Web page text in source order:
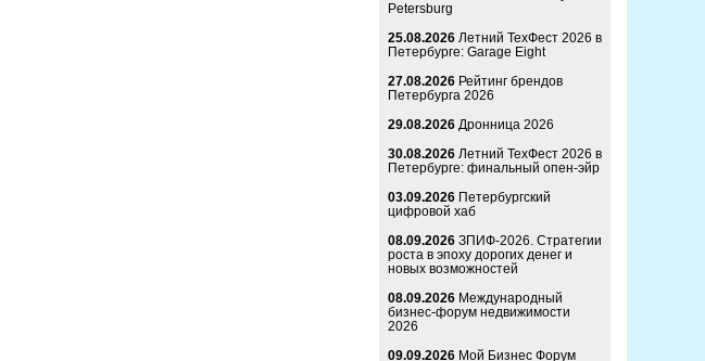
Petersburg
25.08.2026 Летний ТехФест 2026 в
Петербурге: Garage Eight
27.08.2026 Рейтинг брендов
Петербурга 2026
29.08.2026 Дронница 2026
30.08.2026 Летний ТехФест 2026 в
Петербурге: финальный опен-эйр
03.09.2026 Петербургский
цифровой хаб
08.09.2026 ЗПИФ-2026. Стратегии
роста в эпоху дорогих денег и
новых возможностей
08.09.2026 Международный
бизнес-форум недвижимости
2026
09.09.2026 Мой Бизнес Форум